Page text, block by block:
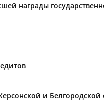
награды
и Белгородской